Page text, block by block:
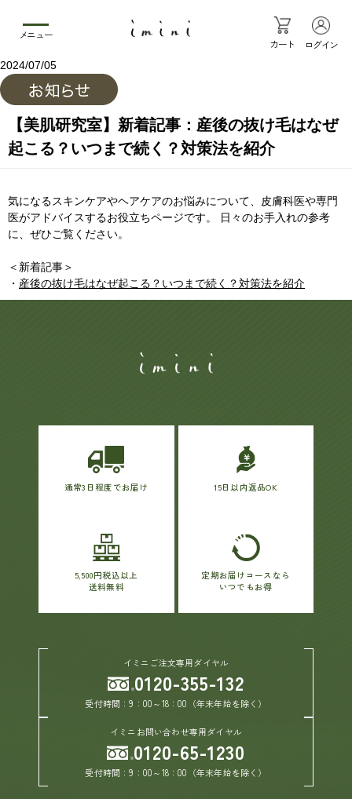
お買い物ガイド
メニュー
カート ログイン
2024/07/05
【美肌研究室】新着記事：産後の抜け毛はなぜ
起こる？いつまで続く？対策法を紹介
気になるスキンケアやヘアケアのお悩みについて、皮膚科医や専門
医がアドバイスするお役立ちページです。 日々のお手入れの参考
に、ぜひご覧ください。
＜新着記事＞
・ 産後の抜け毛はなぜ起こる？いつまで続く？対策法を紹介
通常3日程度でお届け 15日以内返品OK
5,500円税込以上
送料無料
定期お届けコースなら
いつでもお得
イミニご注文専用ダイヤル
0120-355-132
受付時間：9：00～18：00（年末年始を除く）
イミニお問い合わせ専用ダイヤル
0120-65-1230
受付時間：9：00～18：00（年末年始を除く）